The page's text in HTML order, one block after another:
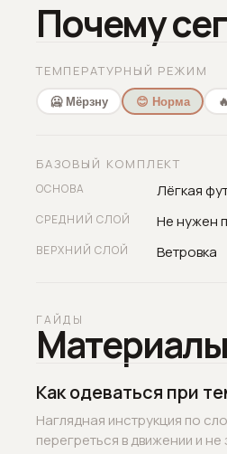
Почему
ТЕМПЕРАТУРНЫЙ РЕЖИМ
🥶 Мёрзну 😊 Норма
БАЗОВЫЙ КОМПЛЕКТ
ОСНОВА Лёгкая
СРЕДНИЙ СЛОЙ Не нужен
ВЕРХНИЙ СЛОЙ Ветровка
ГАЙДЫ
Как одеваться при
Наглядная инструкция по
перегреться в движении и